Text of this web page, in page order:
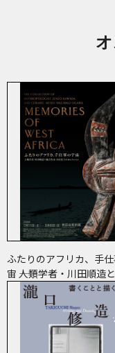
ふたりのアフリカ、手
宙 ――人類学者・川田順造
家・小川待子のコレクシ